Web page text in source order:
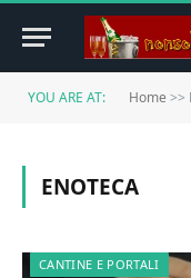
YOU ARE AT: Home >>
ENOTECA
CANTINE E PORTALI